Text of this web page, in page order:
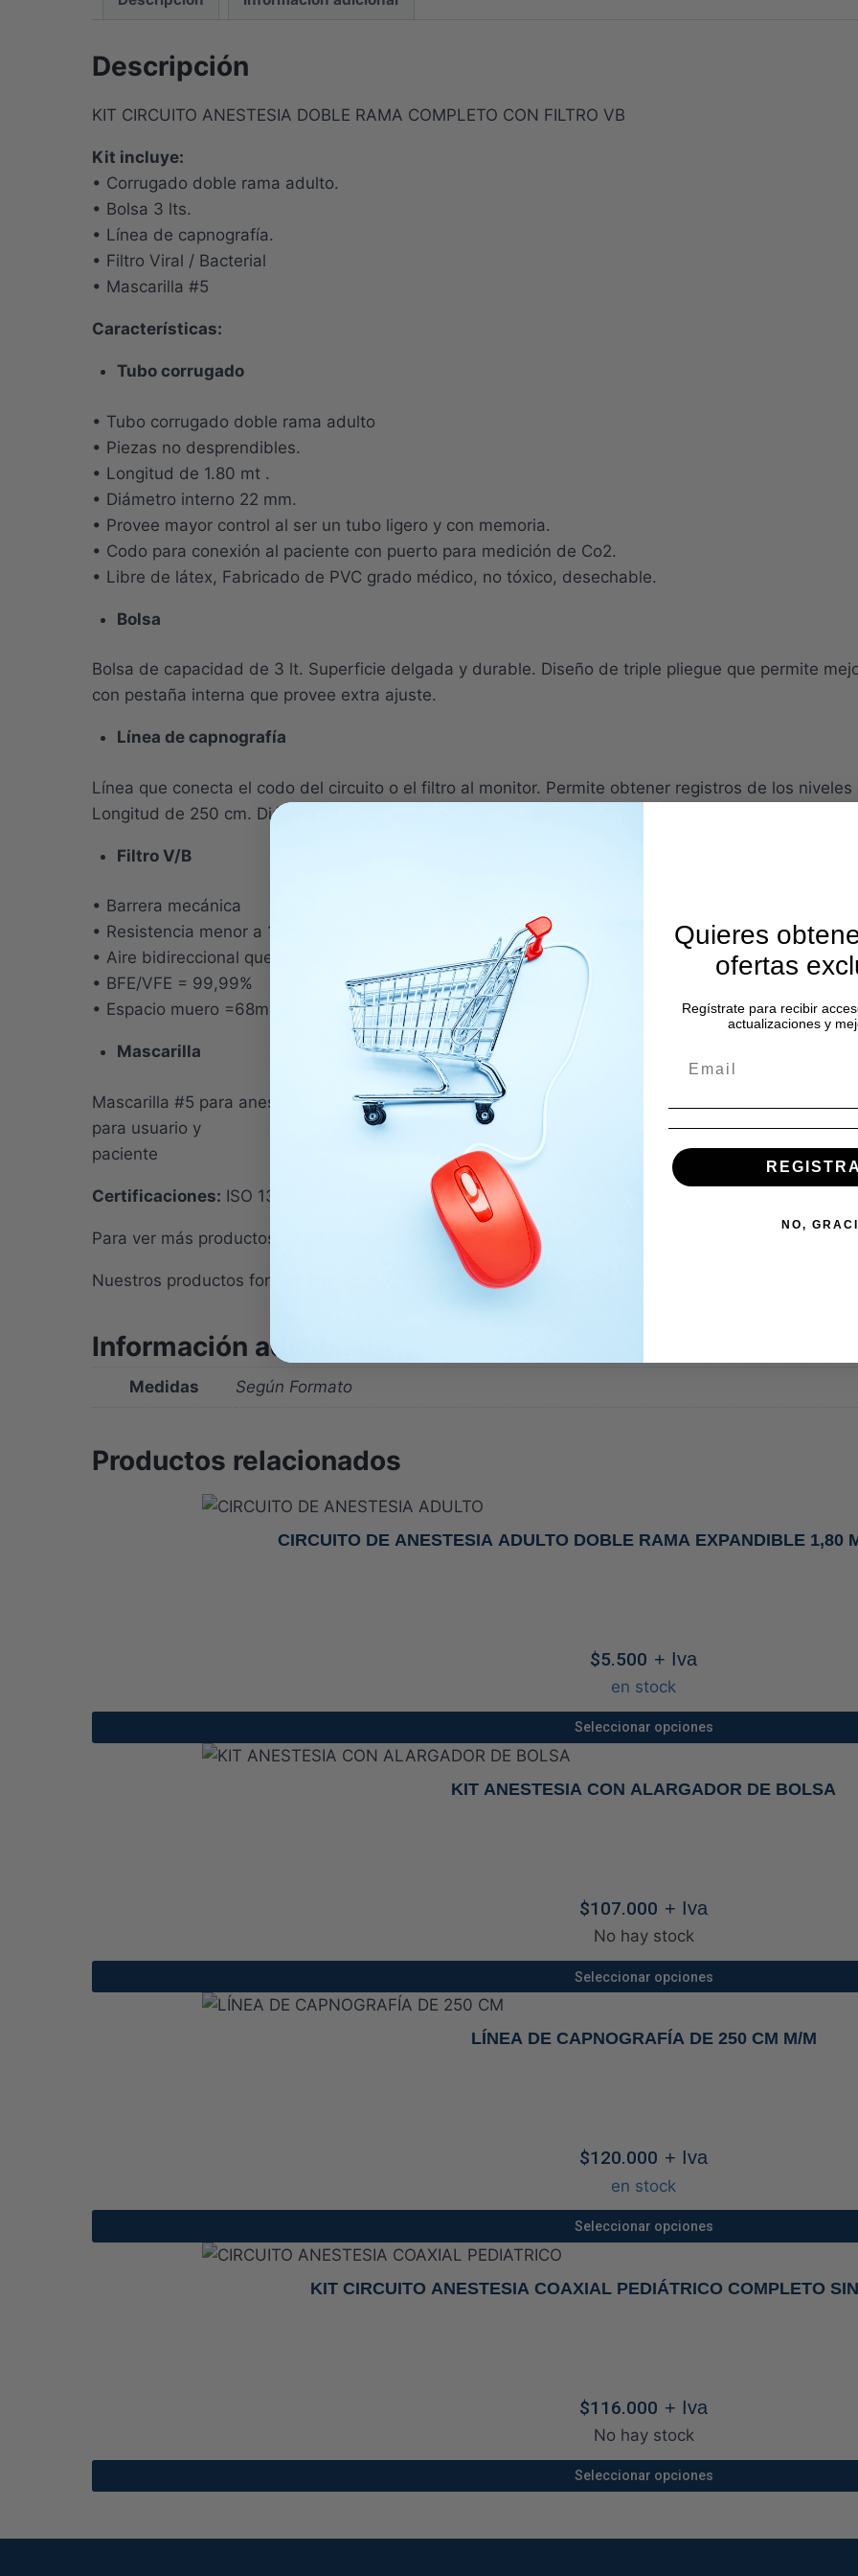
Descripción
KIT CIRCUITO ANESTESIA DOBLE RAMA COMPLETO CON FILTRO VB
Kit incluye:
• Corrugado doble rama adulto.
• Bolsa 3 lts.
• Línea de capnografía.
• Filtro Viral / Bacterial
• Mascarilla #5
Características:
Tubo corrugado
• Tubo corrugado doble rama adulto
• Piezas no desprendibles.
• Longitud de 1.80 mt .
• Diámetro interno 22 mm.
• Provee mayor control al ser un tubo ligero y con memoria.
• Codo para conexión al paciente con puerto para medición de Co2.
• Libre de látex, Fabricado de PVC grado médico, no tóxico, desechable.
Bolsa
Bolsa de capacidad de 3 lt. Superficie delgada y durable. Diseño de triple pliegue que permite
con pestaña interna que provee extra ajuste.
Línea de capnografía
Línea que conecta el codo del circuito o el filtro al monitor. Permite obtener registros de los
Longitud de 250 cm. Diámetro interno: 0.50. Conexión macho/macho.
Filtro V/B
• Barrera mecánica
• Resistencia menor a 1 cm de H2O
• Aire bidireccional que permite filtrar partículas de 1 a 5 micrones
• BFE/VFE = 99,99%
• Espacio muero =68ml
Mascarilla
Mascarilla #5 para anestesia. Transparente, ergonómica, sin fugas. Con cojín neumático
para usuario y
paciente
Certificaciones: ISO 13485,CLV, libre de látex.
Para ver más productos de insumos médicos puedes hacerlo
Nuestros productos forman parte del Área Médica de Hofmann
Información adicional
Medidas Según Formato
Productos relacionados
CIRCUITO DE ANESTESIA ADULTO DOBLE RAMA EXPANDIBLE 1,80
$5.500 + Iva
en stock
Seleccionar opciones
producto
opciones
se
pueden
elegir
la
KIT ANESTESIA CON ALARGADOR DE BOLSA
$107.000 + Iva
No hay stock
Seleccionar opciones
producto
opciones
se
pueden
elegir
la
LÍNEA DE CAPNOGRAFÍA DE 250 CM M/M
$120.000 + Iva
en stock
Seleccionar opciones
producto
opciones
se
pueden
elegir
la
KIT CIRCUITO ANESTESIA COAXIAL PEDIÁTRICO COMPLETO
$116.000 + Iva
No hay stock
Seleccionar opciones
Quieres
ofertas
Regístrate para recibir
actualizaciones y
NO,